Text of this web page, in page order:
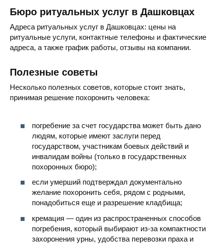
Бюро ритуальных услуг в Дашковцах
Адреса ритуальных услуг в Дашковцах: цены на
ритуальные услуги, контактные телефоны и фактические
адреса, а также график работы, отзывы на компании.
Полезные советы
Несколько полезных советов, которые стоит знать,
принимая решение похоронить человека:
погребение за счет государства может быть дано
людям, которые имеют заслуги перед
государством, участникам боевых действий и
инвалидам войны (только в государственных
похоронных бюро);
если умерший подтверждал документально
желание похоронить себя, рядом с родными,
понадобиться еще и разрешение кладбища;
кремация — один из распространенных способов
погребения, который выбирают из-за компактности
захоронения урны, удобства перевозки праха и